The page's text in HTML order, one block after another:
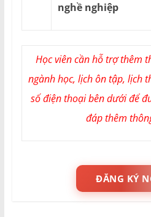
nghề nghiệp
Học viên cần hỗ trợ thêm
ngành học, lịch ôn tập, lịch
số điện thoại bên dưới để
đáp thêm
ĐĂNG KÝ